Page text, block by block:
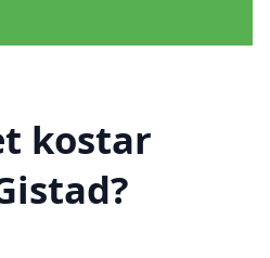
kostar